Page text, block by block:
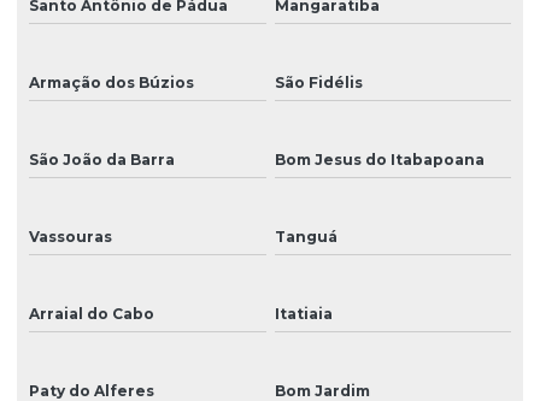
Peça para impressora
Peça para mimaki
Peça para plotter
Peças para impressora uv
Peças de reposição para plotter de impressão
Santo Antônio de Pádua Mangaratiba
Armação dos Búzios São Fidélis
São João da Barra Bom Jesus do Itabapoana
Vassouras Tanguá
Arraial do Cabo Itatiaia
Paty do Alferes Bom Jardim